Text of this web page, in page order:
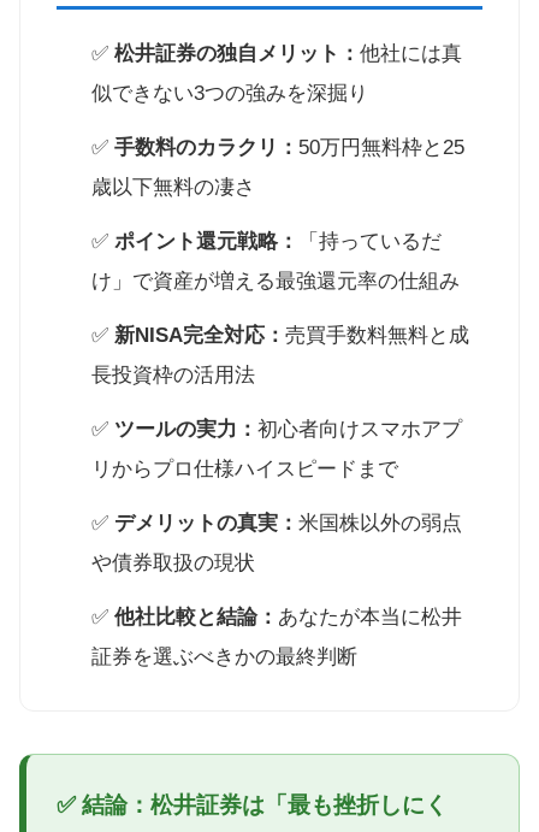
✅ 松井証券の独自メリット： 他社には真
似できない3つの強みを深掘り
✅ 手数料のカラクリ： 50万円無料枠と25
歳以下無料の凄さ
✅ ポイント還元戦略：
「持っているだ
け」で資産が増える最強還元率の仕組み
✅ 新NISA完全対応： 売買手数料無料と成
長投資枠の活用法
✅ ツールの実力： 初心者向けスマホアプ
リからプロ仕様ハイスピードまで
✅ デメリットの真実： 米国株以外の弱点
や債券取扱の現状
✅ 他社比較と結論： あなたが本当に松井
証券を選ぶべきかの最終判断
✅ 結論：松井証券は「最も挫折しにく